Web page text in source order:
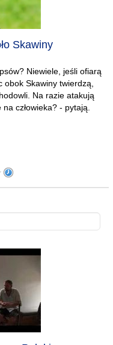
Skawiny
Niewiele, jeśli ofiarą
obok Skawiny twierdzą,
Na razie atakują
człowieka? - pytają.